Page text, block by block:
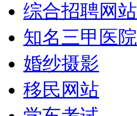
综合招聘网站
知名三甲医院
婚纱摄影
移民网站